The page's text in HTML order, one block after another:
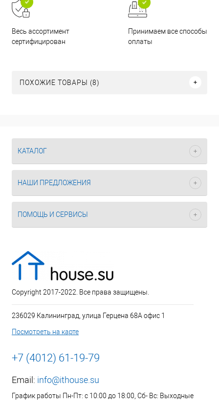
Весь ассортимент
сертифицирован
Принимаем все способы
оплаты
ПОХОЖИЕ ТОВАРЫ (8)
КАТАЛОГ
НАШИ ПРЕДЛОЖЕНИЯ
ПОМОЩЬ И СЕРВИСЫ
Copyright 2017-2022. Все права защищены.
236029 Калининград, улица Герцена 68А офис 1
Посмотреть на карте
+7 (4012) 61-19-79
Email: info@ithouse.su
График работы Пн-Пт: с 10:00 до 18:00, Сб- Вс: Выходные